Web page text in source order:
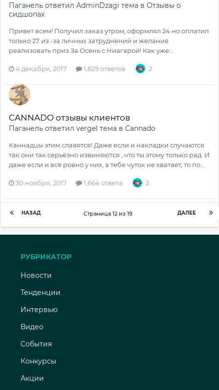
Паганель ответил AdminDzagi тема в Отзывы о
сидшопах
Привет всем! Получил заказ утром, оформлял 24 но оплатил
только 27 из -за личных затруднений и желания
реализовать приз За Осень с Ниагарой! Как уже...
4 декабря, 2017 1,829 ответов 2
CANNADO отзывы клиентов
Паганель ответил vergel тема в Cannado
Каннадцы этим славятся! Даже если и накладки случаются
так они так серьёзно извиняются , что ты этому только рад. И
даже если и всё ровно у них, а тебе чуток не хватает, то по...
30 ноября, 2017 1,664 ответа 2
НАЗАД ДАЛЕЕ
Страница 12 из 19
РУБРИКАТОР
Новости
Тенденции
Интервью
Видео
События
Конкурсы
Акции